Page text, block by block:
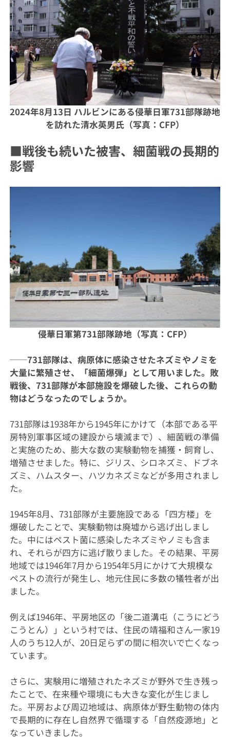
2024年8月13日 ハルビンにある侵華日軍731部隊跡地
を訪れた清水英男氏（写真：CFP）
■戦後も続いた被害、細菌戦の長期的
影響
侵華日軍第731部隊跡地（写真：CFP）
──731部隊は、病原体に感染させたネズミやノミを
大量に繁殖させ、「細菌爆弾」として用いました。敗
戦後、731部隊が本部施設を爆破した後、これらの動
物はどうなったのでしょうか。
731部隊は1938年から1945年にかけて（本部である平
房特別軍事区域の建設から壊滅まで）、細菌戦の準備
と実施のため、膨大な数の実験動物を捕獲・飼育し、
増殖させました。特に、ジリス、シロネズミ、ドブネ
ズミ、ハムスター、ハツカネズミなどが多用されまし
た。
1945年8月、731部隊が主要施設である「四方楼」を
爆破したことで、実験動物は廃墟から逃げ出しまし
た。中にはペスト菌に感染したネズミやノミも含ま
れ、それらが四方に逃げ散りました。その結果、平房
地域では1946年7月から1954年5月にかけて大規模な
ペストの流行が発生し、地元住民に多数の犠牲者が出
ました。
例えば1946年、平房地区の「後二道溝屯（こうにどう
こうとん）」という村では、住民の靖福和さん一家19
人のうち12人が、20日足らずの間に相次いで亡くなっ
ています。
さらに、実験用に増殖されたネズミが野外で生き残っ
たことで、在来種や環境にも大きな変化が生じまし
た。平房および周辺地域は、病原体が野生動物の体内
で長期的に存在し自然界で循環する「自然疫源地」と
なっていきました。